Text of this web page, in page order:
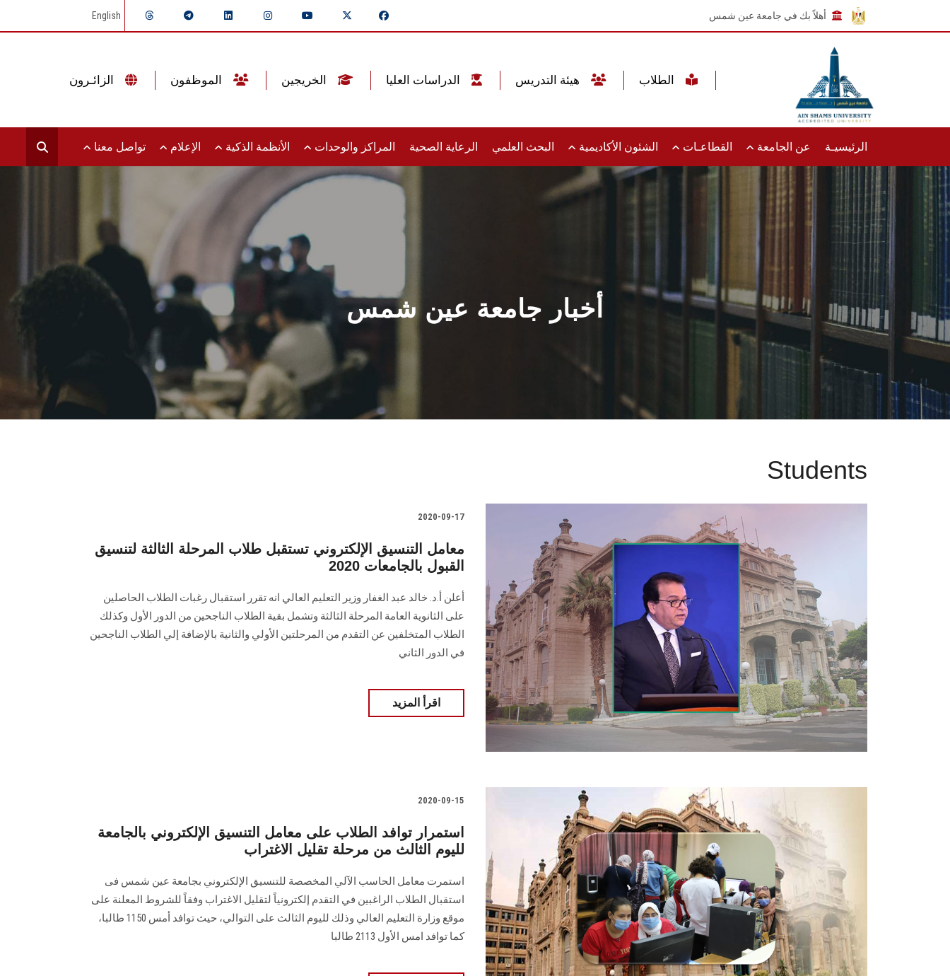
أهلاً بك في جامعة عين شمس English
الرئيسيـة عن الجامعة القطاعـات الشئون الأكاديمية البحث العلمي الرعاية الصحية المراكز والوحدات الأنظمة الذكية الإعلام تواصل معنا
أخبار جامعة عين شمس
Students
2020-09-17
معامل التنسيق الإلكتروني تستقبل طلاب المرحلة الثالثة لتنسيق
القبول بالجامعات 2020
أعلن أ.د. خالد عبد الغفار وزير التعليم العالي انه تقرر استقبال رغبات الطلاب الحاصلين
على الثانوية العامة المرحلة الثالثة وتشمل بقية الطلاب الناجحين من الدور الأول وكذلك
الطلاب المتخلفين عن التقدم من المرحلتين الأولي والثانية بالإضافة إلي الطلاب الناجحين
في الدور الثاني
اقرأ المزيد
2020-09-15
استمرار توافد الطلاب على معامل التنسيق الإلكتروني بالجامعة
لليوم الثالث من مرحلة تقليل الاغتراب
استمرت معامل الحاسب الآلي المخصصة للتنسيق الإلكتروني بجامعة عين شمس فى
استقبال الطلاب الراغبين في التقدم إلكترونياً لتقليل الاغتراب وفقاً للشروط المعلنة على
موقع وزارة التعليم العالي وذلك لليوم الثالث على التوالي، حيث توافد أمس 1150 طالبا،
كما توافد امس الأول 2113 طالبا